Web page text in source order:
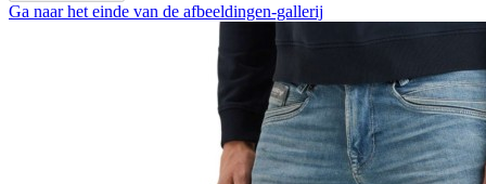
Ga naar het einde van de afbeeldingen-gallerij